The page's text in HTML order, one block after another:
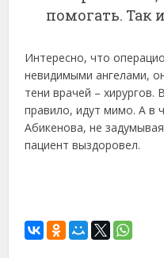
помогать. Так
Интересно, что
невидимыми ангелами,
тени врачей – хирургов.
правило, идут мимо. А в
Абикенова, не
пациент выздоровел.